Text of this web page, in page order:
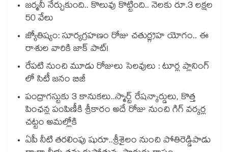
జర్మనీ నేర్చుకుంది.. కొలువు కొట్టింది.. నెలకు రూ.3 లక్షల
50 వేలు
జ్యోతిష్యం: సూర్యగ్రహణం రోజు చతుర్గ్రహ యోగం.. ఈ
రాశుల వారికి జాక్ పాట్!
రేపటి నుంచి మూడు రోజులు సెలవులు : టూర్ల ప్లానింగ్
లో సిటీ జనం బిజీ
పంద్రాగస్టుకు 3 కానుకలు..స్మార్ట్ రేషన్కార్డులు, కొత్త
పింఛన్ల పంపిణీకి శ్రీకారం అదే రోజు నుంచి గిగ్ వర్కర్ల
చట్టం అమల్లోకి
ఏపీ నీటి తరలింపు షురూ..శ్రీశైలం నుంచి పోతిరెడ్డిపాడు